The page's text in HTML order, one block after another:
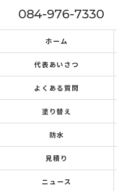
084-976-7330
ホーム
代表あいさつ
よくある質問
塗り替え
防水
見積り
ニュース